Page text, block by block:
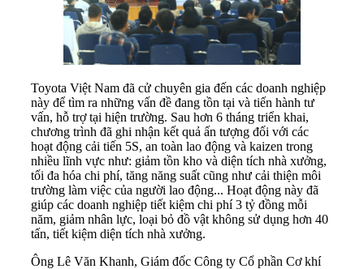
Toyota Việt Nam đã cử chuyên gia đến các doanh nghiệp
này để tìm ra những vấn đề đang tồn tại và tiến hành tư
vấn, hỗ trợ tại hiện trường. Sau hơn 6 tháng triển khai,
chương trình đã ghi nhận kết quả ấn tượng đối với các
hoạt động cải tiến 5S, an toàn lao động và kaizen trong
nhiều lĩnh vực như: giảm tồn kho và diện tích nhà xưởng,
tối đa hóa chi phí, tăng năng suất cũng như cải thiện môi
trường làm việc của người lao động... Hoạt động này đã
giúp các doanh nghiệp tiết kiệm chi phí 3 tỷ đồng mỗi
năm, giảm nhân lực, loại bỏ đồ vật không sử dụng hơn 40
tấn, tiết kiệm diện tích nhà xưởng.
Ông Lê Văn Khanh, Giám đốc Công ty Cổ phần Cơ khí